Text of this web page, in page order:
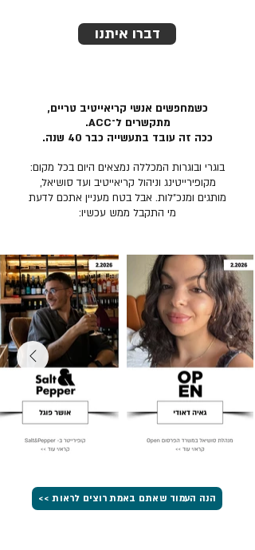
דברו איתנו
כשמחפשים אנשי קריאייטיב טריים,
מתקשרים ל־ACC.
ככה זה עובד בתעשייה כבר 40 שנה.
בוגרי ובוגרות המכללה נמצאים היום בכל מקום:
מקופירייטינג וניהול קריאייטיב ועד סושיאל,
מותגים ומנכ״לות. אבל בטח מעניין אתכם לדעת
מי התקבל ממש עכשיו:
הנה העמוד שאתם באמת רוצים לראות >>